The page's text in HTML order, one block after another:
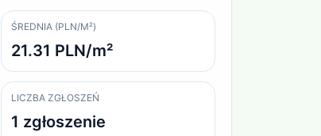
ŚREDNIA (PLN/M²)
21.31 PLN/m²
LICZBA ZGŁOSZEŃ
1 zgłoszenie